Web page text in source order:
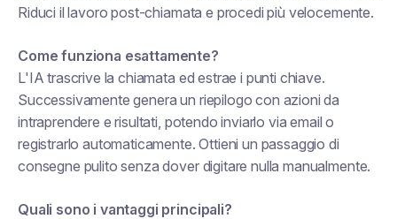
Riduci il lavoro post-chiamata e procedi più velocemente.
Come funziona esattamente?
L'IA trascrive la chiamata ed estrae i punti chiave.
Successivamente genera un riepilogo con azioni da
intraprendere e risultati, potendo inviarlo via email o
registrarlo automaticamente. Ottieni un passaggio di
consegne pulito senza dover digitare nulla manualmente.
Quali sono i vantaggi principali?